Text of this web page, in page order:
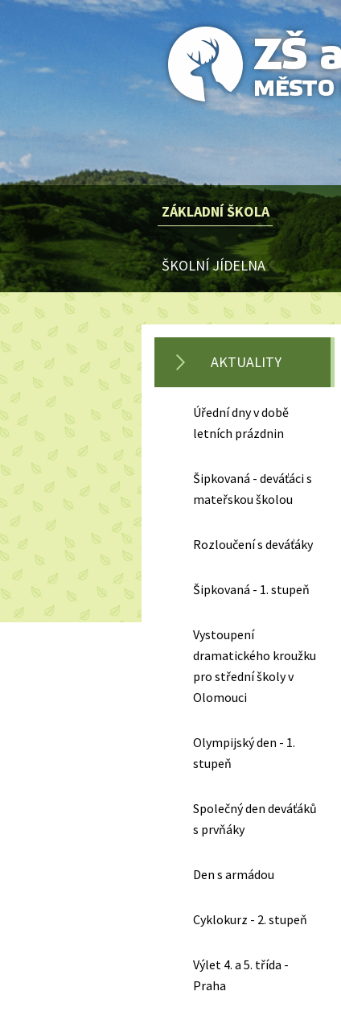
ZÁKLADNÍ ŠKOLA
ŠKOLNÍ JÍDELNA
AKTUALITY
Úřední dny v době
letních prázdnin
Šipkovaná - deváťáci s
mateřskou školou
Rozloučení s deváťáky
Šipkovaná - 1. stupeň
Vystoupení
dramatického kroužku
pro střední školy v
Olomouci
Olympijský den - 1.
stupeň
Společný den deváťáků
s prvňáky
Den s armádou
Cyklokurz - 2. stupeň
Výlet 4. a 5. třída -
Praha